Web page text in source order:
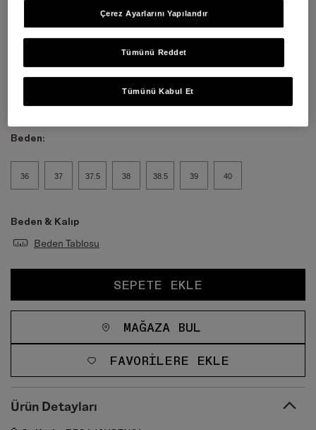
Beden:
36 37 37.5 38 38.5 39 40
Beden & Kalıp
Beden Tablosu
SEPETE EKLE
MAĞAZA BUL
FAVORILERE EKLE
Ürün Detayları
Tümünü Reddet
Tümünü Kabul Et
Çerez Ayarlarını Yapılandır